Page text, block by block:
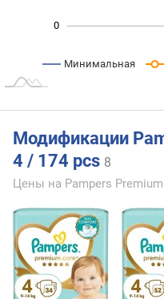
0
Минимальная
Модификации
4 / 174 pcs 8
Цены на Pampers